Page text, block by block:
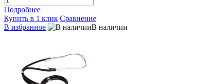
Подробнее
Купить в 1 клик Сравнение
В избранное
В наличии